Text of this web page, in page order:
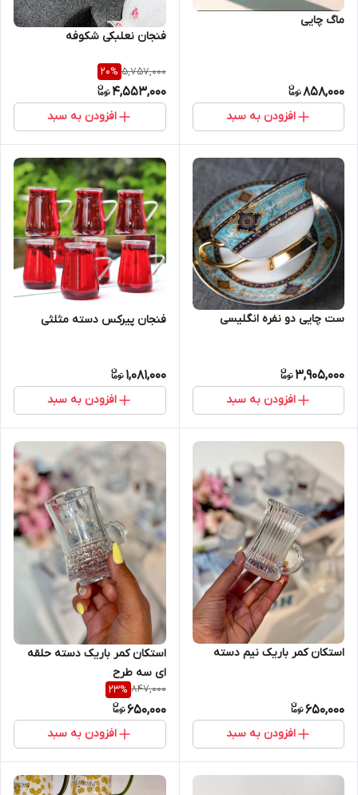
ماگ چایی
858,000
افزودن به سبد
فنجان نعلبکی شکوفه
5,757,000
20%
4,553,000
افزودن به سبد
ست چایی دو نفره انگلیسی
3,905,000
افزودن به سبد
فنجان پیرکس دسته مثلثی
1,081,000
افزودن به سبد
استکان کمر باریک نیم دسته
650,000
افزودن به سبد
استکان کمر باریک دسته حلقه
ای سه طرح
847,000
23%
650,000
افزودن به سبد